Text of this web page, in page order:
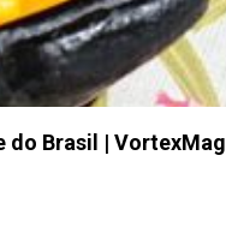
do Brasil | VortexMag